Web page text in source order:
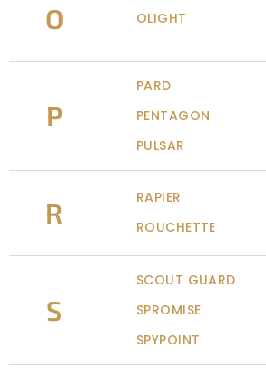
O OLIGHT
P
PARD
PENTAGON
PULSAR
R
RAPIER
ROUCHETTE
S
SCOUT GUARD
SPROMISE
SPYPOINT